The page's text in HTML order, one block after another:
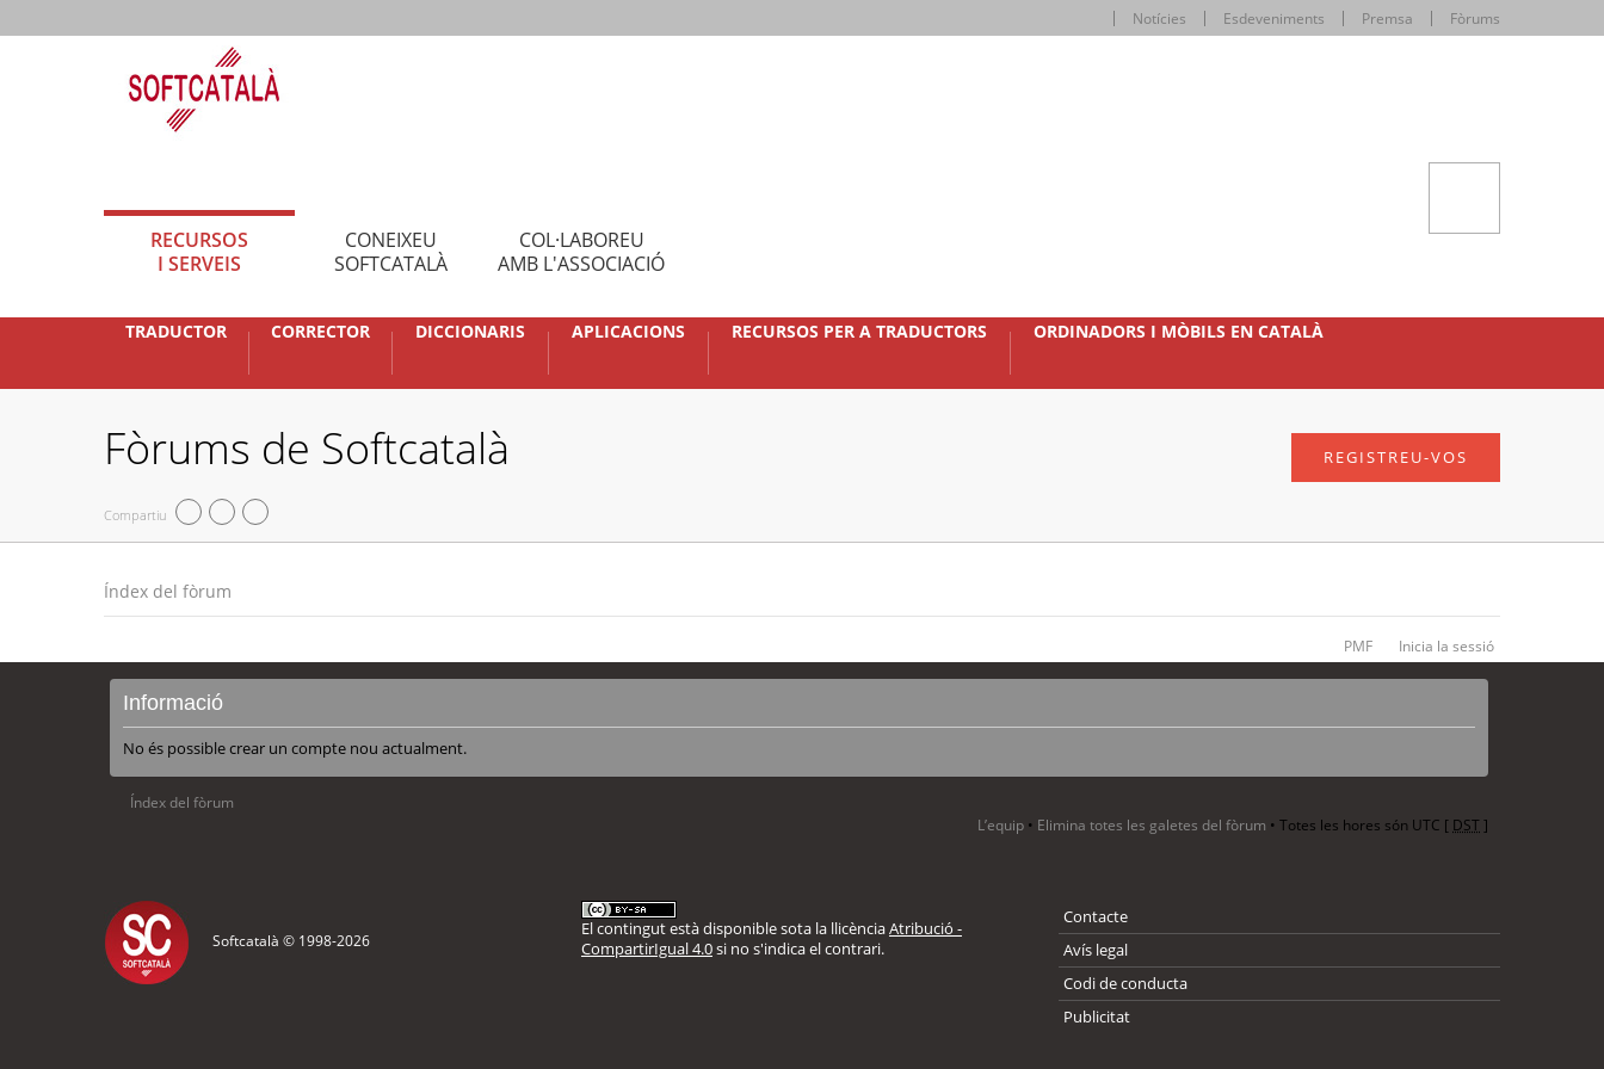
Notícies Esdeveniments Premsa Fòrums
RECURSOS
I SERVEIS
CONEIXEU
SOFTCATALÀ
COL·LABOREU
AMB L'ASSOCIACIÓ
TRADUCTOR CORRECTOR DICCIONARIS APLICACIONS RECURSOS PER A TRADUCTORS ORDINADORS I MÒBILS EN CATALÀ
Fòrums de Softcatalà
Compartiu
REGISTREU-VOS
Índex del fòrum
PMF Inicia la sessió
Informació
No és possible crear un compte nou actualment.
Índex del fòrum
L’equip • Elimina totes les galetes del fòrum • Totes les hores són UTC [ DST]
Softcatalà © 1998-2026
El contingut està disponible sota la llicènciaAtribució -
CompartirIgual 4.0si no s'indica el contrari.
Contacte
Avís legal
Codi de conducta
Publicitat